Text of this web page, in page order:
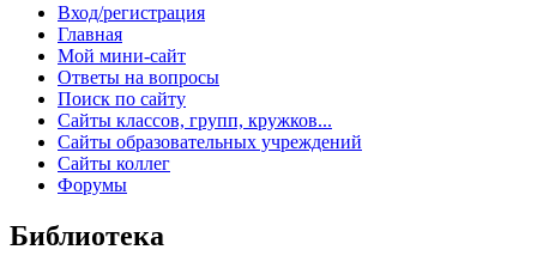
Вход/регистрация
Главная
Мой мини-сайт
Ответы на вопросы
Поиск по сайту
Сайты классов, групп, кружков...
Сайты образовательных учреждений
Сайты коллег
Форумы
Библиотека